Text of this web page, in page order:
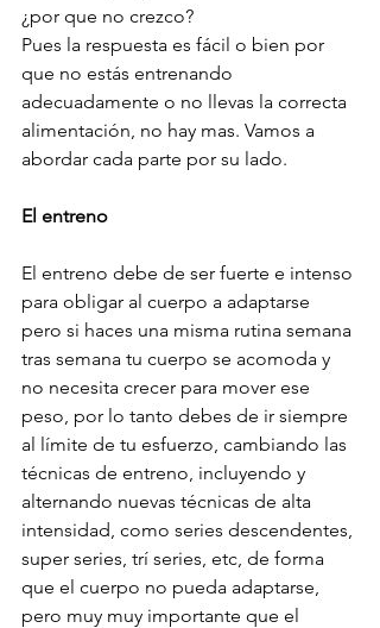
¿por que no crezco?
Pues la respuesta es fácil o bien por
que no estás entrenando
adecuadamente o no llevas la correcta
alimentación, no hay mas. Vamos a
abordar cada parte por su lado.
El entreno
El entreno debe de ser fuerte e intenso
para obligar al cuerpo a adaptarse
pero si haces una misma rutina semana
tras semana tu cuerpo se acomoda y
no necesita crecer para mover ese
peso, por lo tanto debes de ir siempre
al límite de tu esfuerzo, cambiando las
técnicas de entreno, incluyendo y
alternando nuevas técnicas de alta
intensidad, como series descendentes,
super series, trí series, etc, de forma
que el cuerpo no pueda adaptarse,
pero muy muy importante que el